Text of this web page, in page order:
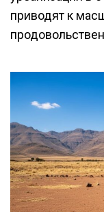
приводят к